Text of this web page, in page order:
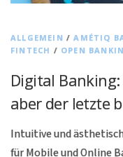
ALLGEMEIN /AMÉTIQ
FINTECH / OPEN
Digital
aber der letzte
Intuitive und
für Mobile und Online